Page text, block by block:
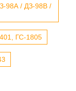
98А / ДЗ-98В /
ГС-1805